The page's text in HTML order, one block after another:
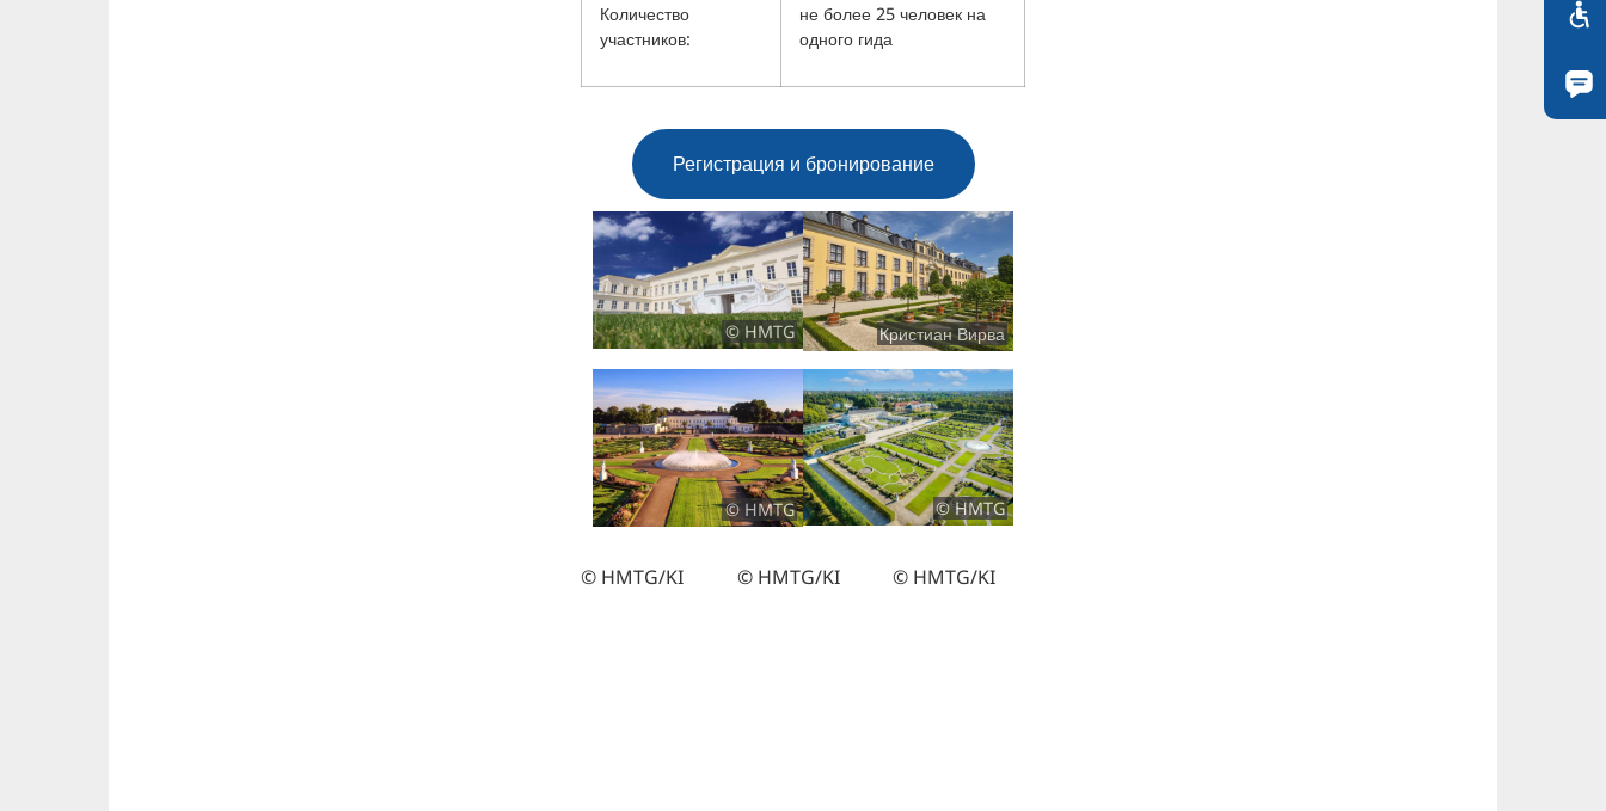
Количество
участников:
не более 25 человек на
одного гида
Регистрация и бронирование
© HMTG Кристиан Вирва
© HMTG © HMTG
© HMTG/KI © HMTG/KI © HMTG/KI